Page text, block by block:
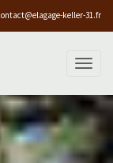
keller-31.fr